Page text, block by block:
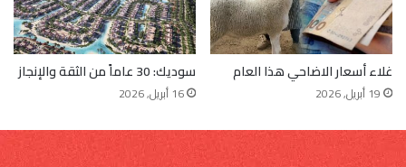
غلاء أسعار الاضاحي هذا العام
19 أبريل, 2026
سوديك: 30 عاماً من الثقة والإنجاز
16 أبريل, 2026